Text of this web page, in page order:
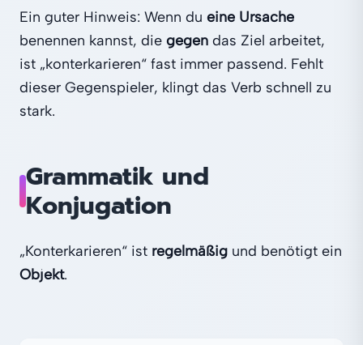
Ein guter Hinweis: Wenn du eine Ursache
benennen kannst, die gegen das Ziel arbeitet,
ist „konterkarieren“ fast immer passend. Fehlt
dieser Gegenspieler, klingt das Verb schnell zu
stark.
Grammatik und
Konjugation
„Konterkarieren“ ist regelmäßig und benötigt ein
Objekt.